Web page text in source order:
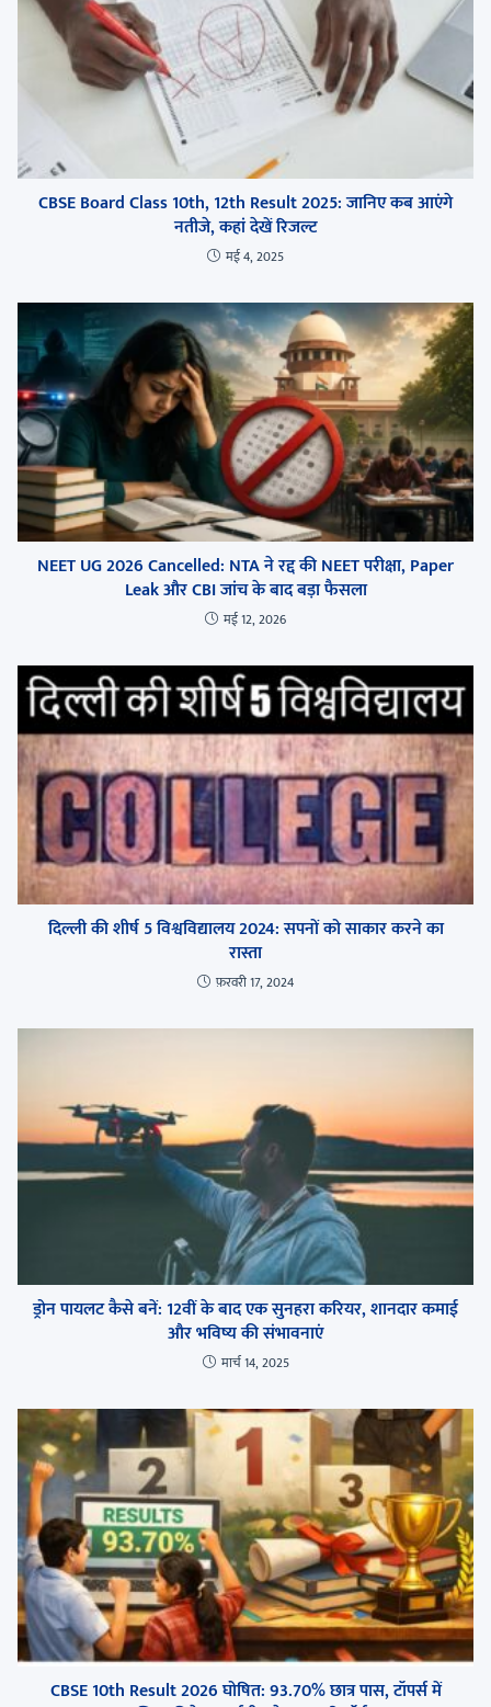
CBSE Board Class 10th, 12th Result 2025: जानिए कब आएंगे
नतीजे, कहां देखें रिजल्ट
मई 4, 2025
NEET UG 2026 Cancelled: NTA ने रद्द की NEET परीक्षा, Paper
Leak और CBI जांच के बाद बड़ा फैसला
मई 12, 2026
दिल्ली की शीर्ष 5 विश्वविद्यालय 2024: सपनों को साकार करने का
रास्ता
फ़रवरी 17, 2024
ड्रोन पायलट कैसे बनें: 12वीं के बाद एक सुनहरा करियर, शानदार कमाई
और भविष्य की संभावनाएं
मार्च 14, 2025
CBSE 10th Result 2026 घोषित: 93.70% छात्र पास, टॉपर्स में